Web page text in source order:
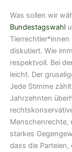
Was sollen wir
Bundestagswahl
diskutiert. Wie
respektvoll. Bei
leicht. Der
Jede Stimme
Jahrzehnten
Menschenrechte,
starkes
dass die